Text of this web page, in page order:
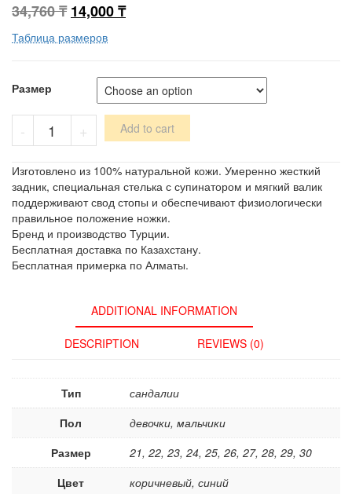
34,760₸ 14,000₸
Таблица размеров
Размер
-
08
quantity
+ Add to cart
Изготовлено из 100% натуральной кожи. Умеренно жесткий
задник, специальная стелька с супинатором и мягкий валик
поддерживают свод стопы и обеспечивают физиологически
правильное положение ножки.
Бренд и производство Турции.
Бесплатная доставка по Казахстану.
Бесплатная примерка по Алматы.
ADDITIONAL INFORMATION
DESCRIPTION REVIEWS (0)
Тип
сандалии
Пол
девочки, мальчики
Размер
21, 22, 23, 24, 25, 26, 27, 28, 29, 30
Цвет
коричневый, синий